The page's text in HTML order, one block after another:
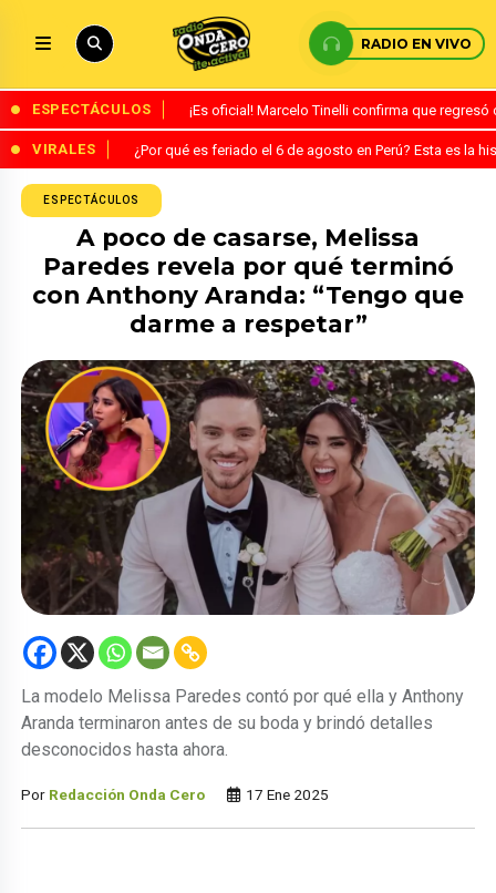
RADIO EN VIVO
ESPECTÁCULOS ¡Es oficial! Marcelo Tinelli confirma que
VIRALES ¿Por qué es feriado el 6 de agosto en Perú? Esta es la
ESPECTÁCULOS
A poco de casarse, Melissa
Paredes revela por qué terminó
con Anthony Aranda: “Tengo que
darme a respetar”
La modelo Melissa Paredes contó por qué ella y Anthony
Aranda terminaron antes de su boda y brindó detalles
desconocidos hasta ahora.
Por Redacción Onda Cero 17 Ene 2025